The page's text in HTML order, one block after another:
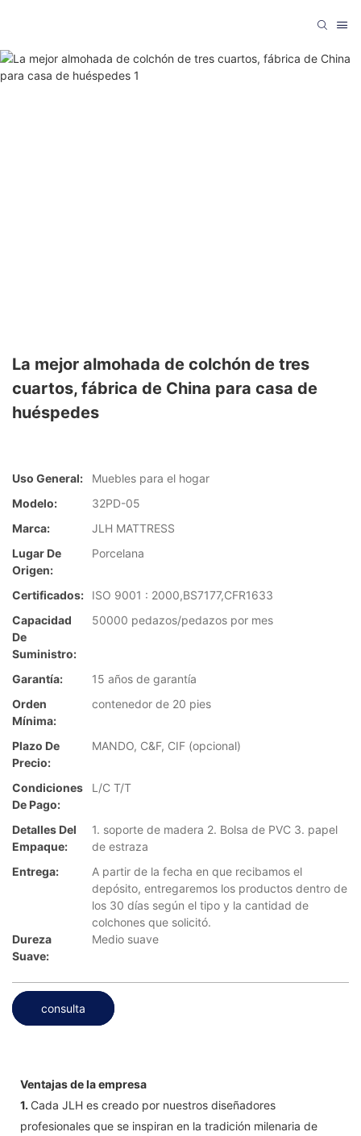
La mejor almohada de colchón de tres
cuartos, fábrica de China para casa de
huéspedes
Uso General:
Muebles para el hogar
Modelo:
32PD-05
Marca:
JLH MATTRESS
Lugar De
Origen:
Porcelana
Certificados:
ISO 9001 : 2000,BS7177,CFR1633
Capacidad
De
Suministro:
50000 pedazos/pedazos por mes
Garantía:
15 años de garantía
Orden
Mínima:
contenedor de 20 pies
Plazo De
Precio:
MANDO, C&F, CIF (opcional)
Condiciones
De Pago:
L/C T/T
Detalles Del
Empaque:
1. soporte de madera 2. Bolsa de PVC 3. papel
de estraza
Entrega:
A partir de la fecha en que recibamos el
depósito, entregaremos los productos dentro de
los 30 días según el tipo y la cantidad de
colchones que solicitó.
Dureza
Suave:
Medio suave
consulta
Ventajas de la empresa
1. Cada JLH es creado por nuestros diseñadores
profesionales que se inspiran en la tradición milenaria de